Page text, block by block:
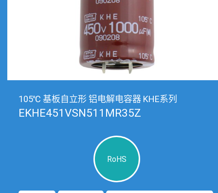
105℃ 基板自立形 铝电解电容器 KHE系列
EKHE451VSN511MR35Z
RoHS